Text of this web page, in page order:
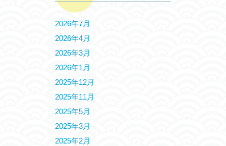
2026年7月
2026年4月
2026年3月
2026年1月
2025年12月
2025年11月
2025年5月
2025年3月
2025年2月